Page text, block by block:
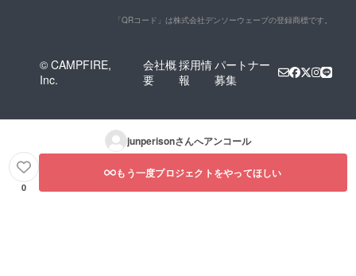
「QRコード」は株式会社デンソーウェーブの登録商標です。
© CAMPFIRE,
Inc.
会社概
要
採用情
報
パートナー
募集
junperisonさんへアンコール
0
もう一度プロジェクトをやってほしい